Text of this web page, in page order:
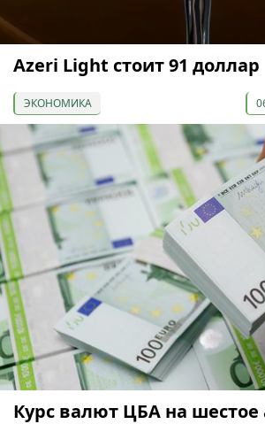
Azeri Light стоит 91 доллар
ЭКОНОМИКА
Курс валют ЦБА на шестое